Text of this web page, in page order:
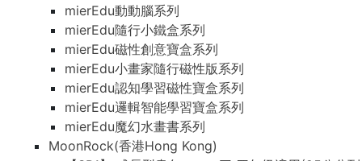
mierEdu動動腦系列
mierEdu隨行小鐵盒系列
mierEdu磁性創意寶盒系列
mierEdu小畫家隨行磁性版系列
mierEdu認知學習磁性寶盒系列
mierEdu邏輯智能學習寶盒系列
mierEdu魔幻水畫書系列
MoonRock(香港Hong Kong)